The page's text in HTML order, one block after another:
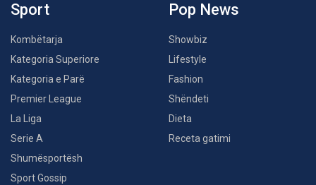
Sport
Kombëtarja
Kategoria Superiore
Kategoria e Parë
Premier League
La Liga
Serie A
Shumësportësh
Sport Gossip
Pop News
Showbiz
Lifestyle
Fashion
Shëndeti
Dieta
Receta gatimi